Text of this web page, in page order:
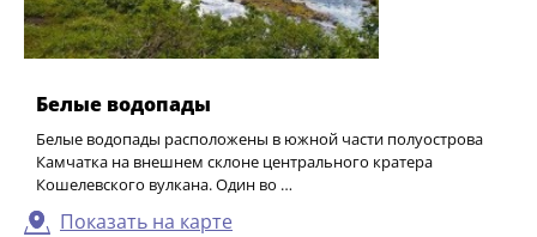
Белые водопады
Белые водопады расположены в южной части полуострова
Камчатка на внешнем склоне центрального кратера
Кошелевского вулкана. Один во …
Показать на карте